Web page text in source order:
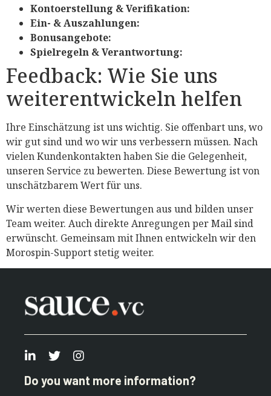
Kontoerstellung & Verifikation:
Ein- & Auszahlungen:
Bonusangebote:
Spielregeln & Verantwortung:
Feedback: Wie Sie uns
weiterentwickeln helfen
Ihre Einschätzung ist uns wichtig. Sie offenbart uns, wo
wir gut sind und wo wir uns verbessern müssen. Nach
vielen Kundenkontakten haben Sie die Gelegenheit,
unseren Service zu bewerten. Diese Bewertung ist von
unschätzbarem Wert für uns.
Wir werten diese Bewertungen aus und bilden unser
Team weiter. Auch direkte Anregungen per Mail sind
erwünscht. Gemeinsam mit Ihnen entwickeln wir den
Morospin-Support stetig weiter.
Do you want more information?